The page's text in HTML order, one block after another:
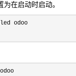
在启动时启动。
odoo